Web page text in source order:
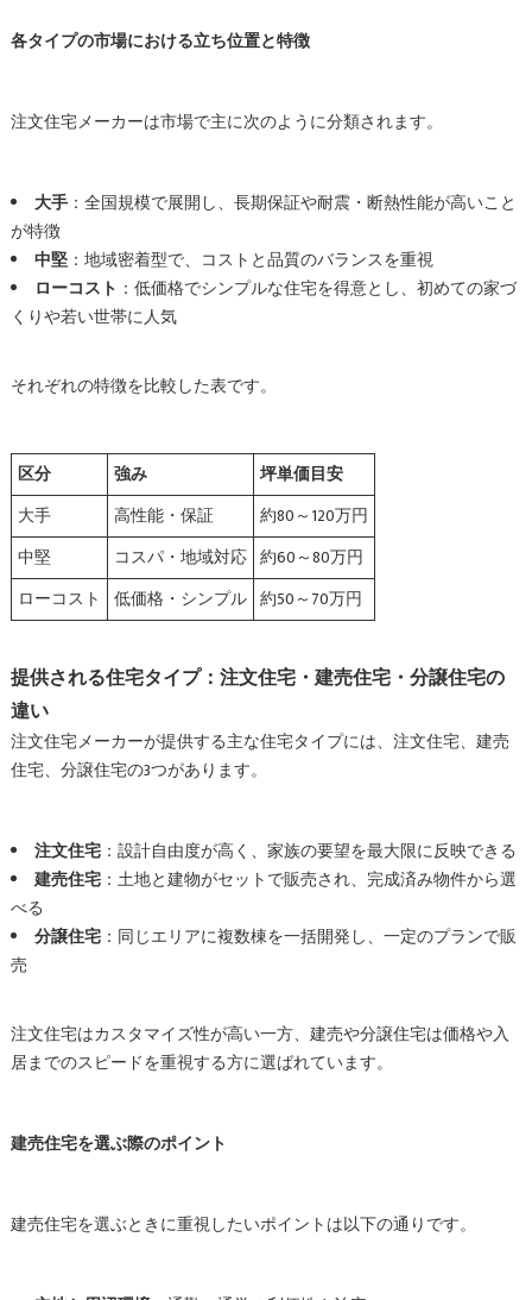
各タイプの市場における立ち位置と特徴
注文住宅メーカーは市場で主に次のように分類されます。
大手：全国規模で展開し、長期保証や耐震・断熱性能が高いこと
が特徴
中堅：地域密着型で、コストと品質のバランスを重視
ローコスト ：低価格でシンプルな住宅を得意とし、初めての家づ
くりや若い世帯に人気
それぞれの特徴を比較した表です。
区分 強み
坪単価目安
大手
高性能・保証
約80～120万円
中堅
コスパ・地域対応 約60～80万円
ローコスト
低価格・シンプル 約50～70万円
提供される住宅タイプ：注文住宅・建売住宅・分譲住宅の
違い
注文住宅メーカーが提供する主な住宅タイプには、注文住宅、建売
住宅、分譲住宅の3つがあります。
注文住宅：設計自由度が高く、家族の要望を最大限に反映できる
建売住宅：土地と建物がセットで販売され、完成済み物件から選
べる
分譲住宅：同じエリアに複数棟を一括開発し、一定のプランで販
売
注文住宅はカスタマイズ性が高い一方、建売や分譲住宅は価格や入
居までのスピードを重視する方に選ばれています。
建売住宅を選ぶ際のポイント
建売住宅を選ぶときに重視したいポイントは以下の通りです。